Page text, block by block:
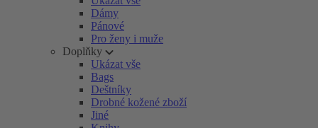
Dámy
Pánové
Pro ženy i muže
Doplňky
Ukázat vše
Bags
Deštníky
Drobné kožené zboží
Jiné